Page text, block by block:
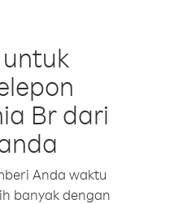
Br dari
Anda waktu
banyak dengan